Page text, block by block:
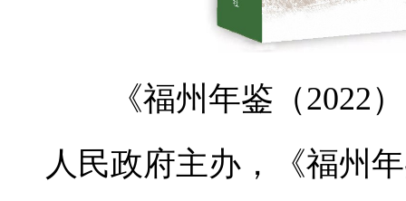
《福州年鉴（2022
人民政府主办，《福州